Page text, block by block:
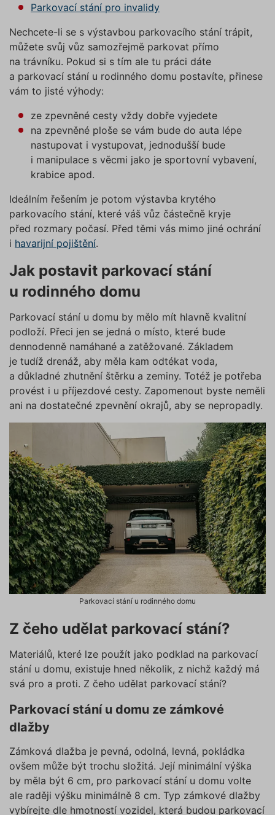
Parkovací stání pro invalidy
Nechcete-li se s výstavbou parkovacího stání trápit,
můžete svůj vůz samozřejmě parkovat přímo
na trávníku. Pokud si s tím ale tu práci dáte
a parkovací stání u rodinného domu postavíte, přinese
vám to jisté výhody:
ze zpevněné cesty vždy dobře vyjedete
na zpevněné ploše se vám bude do auta lépe
nastupovat i vystupovat, jednodušší bude
i manipulace s věcmi jako je sportovní vybavení,
krabice apod.
Ideálním řešením je potom výstavba krytého
parkovacího stání, které váš vůz částečně kryje
před rozmary počasí. Před těmi vás mimo jiné ochrání
i havarijní pojištění.
Jak postavit parkovací stání
u rodinného domu
Parkovací stání u domu by mělo mít hlavně kvalitní
podloží. Přeci jen se jedná o místo, které bude
dennodenně namáhané a zatěžované. Základem
je tudíž drenáž, aby měla kam odtékat voda,
a důkladné zhutnění štěrku a zeminy. Totéž je potřeba
provést i u příjezdové cesty. Zapomenout byste neměli
ani na dostatečné zpevnění okrajů, aby se nepropadly.
Parkovací stání u rodinného domu
Z čeho udělat parkovací stání?
Materiálů, které lze použít jako podklad na parkovací
stání u domu, existuje hned několik, z nichž každý má
svá pro a proti. Z čeho udělat parkovací stání?
Parkovací stání u domu ze zámkové
dlažby
Zámková dlažba je pevná, odolná, levná, pokládka
ovšem může být trochu složitá. Její minimální výška
by měla být 6 cm, pro parkovací stání u domu volte
ale raději výšku minimálně 8 cm. Typ zámkové dlažby
vybírejte dle hmotností vozidel, která budou parkovací